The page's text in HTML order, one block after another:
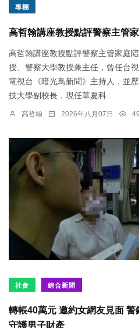
專欄
高哲翰講座教授點評警察主管
高哲翰講座教授點評警察主管家庭
授、警察大學教授兼主任，曾任台
電視台《暗光鳥新聞》主持人，並
技大學副校長，現任華夏科...
高哲翰 2026年八月07日
社會 綜合新聞
轉帳40萬元 邀約女網友見面
守護男子財產